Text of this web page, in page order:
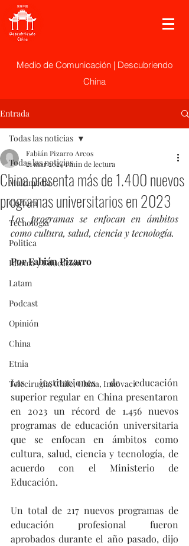
Medio de Comunicación | Descubriendo
China
Entrada
Todas las noticias
Multimedia
Cultura
Tecnología
Politica
Idioma y Educación
Latam
Podcast
Opinión
China
Etnia
Telecirugía, Chile, China, Innovaci
Todas las noticias
China presenta más de 1.400 nuevos
programas universitarios en 2023
Fabián Pizarro Arcos
21 mar 20241 min de lectura
Los programas se enfocan en ámbitos
como cultura, salud, ciencia y tecnología.
Por Fabián Pizarro
Las instituciones de educación
superior regular en China presentaron
en 2023 un récord de 1.456 nuevos
programas de educación universitaria
que se enfocan en ámbitos como
cultura, salud, ciencia y tecnología, de
acuerdo con el Ministerio de
Educación.
Un total de 217 nuevos programas de
educación profesional fueron
aprobados durante el año pasado, dijo